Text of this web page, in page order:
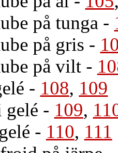
på tunga -
på gris -
på vilt -
- 108, 109
gelé - 109,
- 110, 111